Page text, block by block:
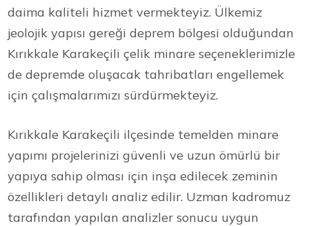
daima kaliteli hizmet vermekteyiz. Ülkemiz
jeolojik yapısı gereği deprem bölgesi olduğundan
Kırıkkale Karakeçili çelik minare seçeneklerimizle
de depremde oluşacak tahribatları engellemek
için çalışmalarımızı sürdürmekteyiz.
Kırıkkale Karakeçili ilçesinde temelden minare
yapımı projelerinizi güvenli ve uzun ömürlü bir
yapıya sahip olması için inşa edilecek zeminin
özellikleri detaylı analiz edilir. Uzman kadromuz
tarafından yapılan analizler sonucu uygun